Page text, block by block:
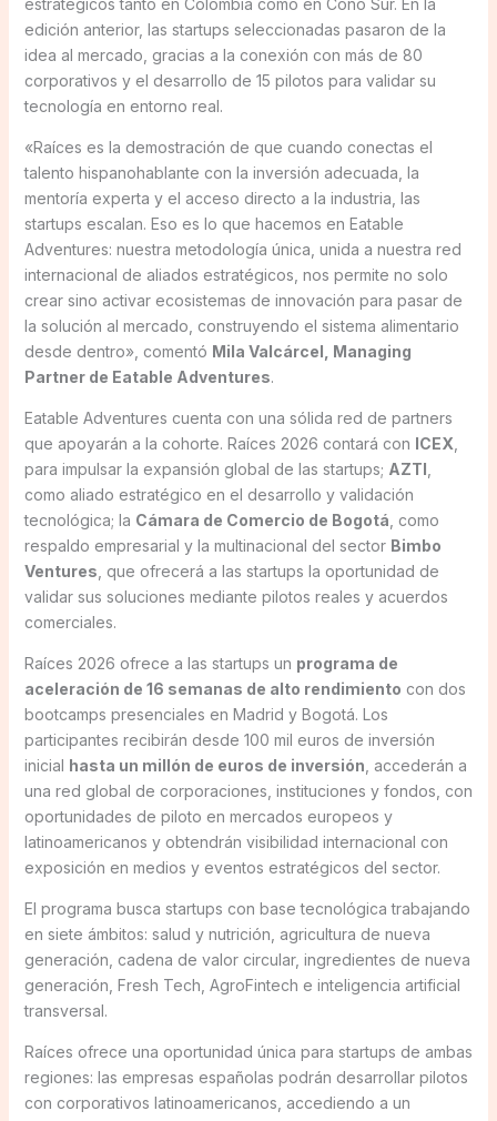
estratégicos tanto en Colombia como en Cono Sur. En la
edición anterior, las startups seleccionadas pasaron de la
idea al mercado, gracias a la conexión con más de 80
corporativos y el desarrollo de 15 pilotos para validar su
tecnología en entorno real.
«Raíces es la demostración de que cuando conectas el
talento hispanohablante con la inversión adecuada, la
mentoría experta y el acceso directo a la industria, las
startups escalan. Eso es lo que hacemos en Eatable
Adventures: nuestra metodología única, unida a nuestra red
internacional de aliados estratégicos, nos permite no solo
crear sino activar ecosistemas de innovación para pasar de
la solución al mercado, construyendo el sistema alimentario
desde dentro», comentó Mila Valcárcel, Managing
Partner de Eatable Adventures.
Eatable Adventures cuenta con una sólida red de partners
que apoyarán a la cohorte. Raíces 2026 contará con ICEX
para impulsar la expansión global de las startups; AZTI
como aliado estratégico en el desarrollo y validación
tecnológica; la Cámara de Comercio de Bogotá , como
respaldo empresarial y la multinacional del sector Bimbo
Ventures , que ofrecerá a las startups la oportunidad de
validar sus soluciones mediante pilotos reales y acuerdos
comerciales.
Raíces 2026 ofrece a las startups un programa de
aceleración de 16 semanas de alto rendimiento con dos
bootcamps presenciales en Madrid y Bogotá. Los
participantes recibirán desde 100 mil euros de inversión
inicial hasta un millón de euros de inversión , accederán a
una red global de corporaciones, instituciones y fondos, con
oportunidades de piloto en mercados europeos y
latinoamericanos y obtendrán visibilidad internacional con
exposición en medios y eventos estratégicos del sector.
El programa busca startups con base tecnológica trabajando
en siete ámbitos: salud y nutrición, agricultura de nueva
generación, cadena de valor circular, ingredientes de nueva
generación, Fresh Tech, AgroFintech e inteligencia artificial
transversal.
Raíces ofrece una oportunidad única para startups de ambas
regiones: las empresas españolas podrán desarrollar pilotos
con corporativos latinoamericanos, accediendo a un